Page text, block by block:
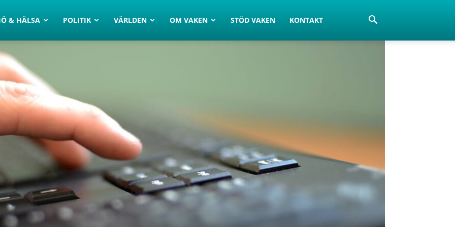
& HÄLSA POLITIK VÄRLDEN OM VAKEN STÖD VAKEN KONTAKT